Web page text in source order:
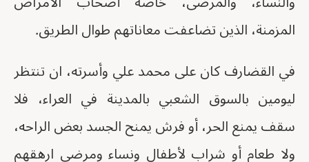
المزمنة، الذين تضاعفت معاناتهم طوال الطريق.
في القضارف كان على محمد علي وأسرته، ان تنتظر
ليومين بالسوق الشعبي بالمدينة في العراء، فلا
سقف يمنع الحر، أو فرش يمنح الجسد بعض الراحه،
ولا طعام أو شراب لأطفال ونساء ومرضى ارهقهم